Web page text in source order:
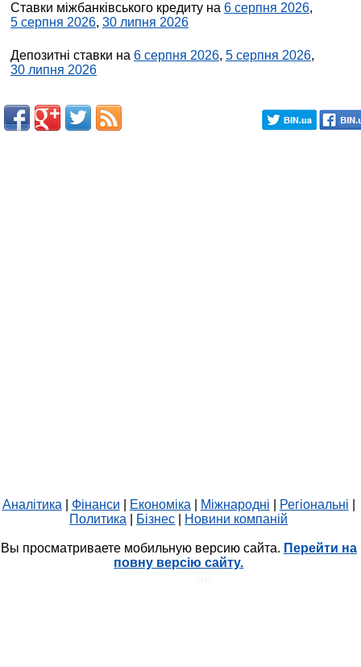
Ставки міжбанківського кредиту на 6 серпня 2026,
5 серпня 2026, 30 липня 2026
Депозитні ставки на 6 серпня 2026, 5 серпня 2026,
30 липня 2026
Аналітика Фінанси Економіка Міжнародні Регіональні
Политика
Бізнес Новини компаній
Вы просматриваете мобильную версию сайта. Перейти на
повну версію сайту.